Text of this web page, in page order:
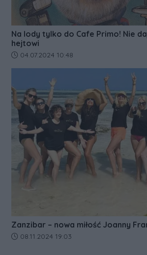
Na lody tylko do Cafe Primo! Nie
hejtowi
Data dodania artykułu:
04.07.2024 10:48
Zanzibar – nowa miłość Joanny
Data dodania artykułu:
08.11.2024 19:03